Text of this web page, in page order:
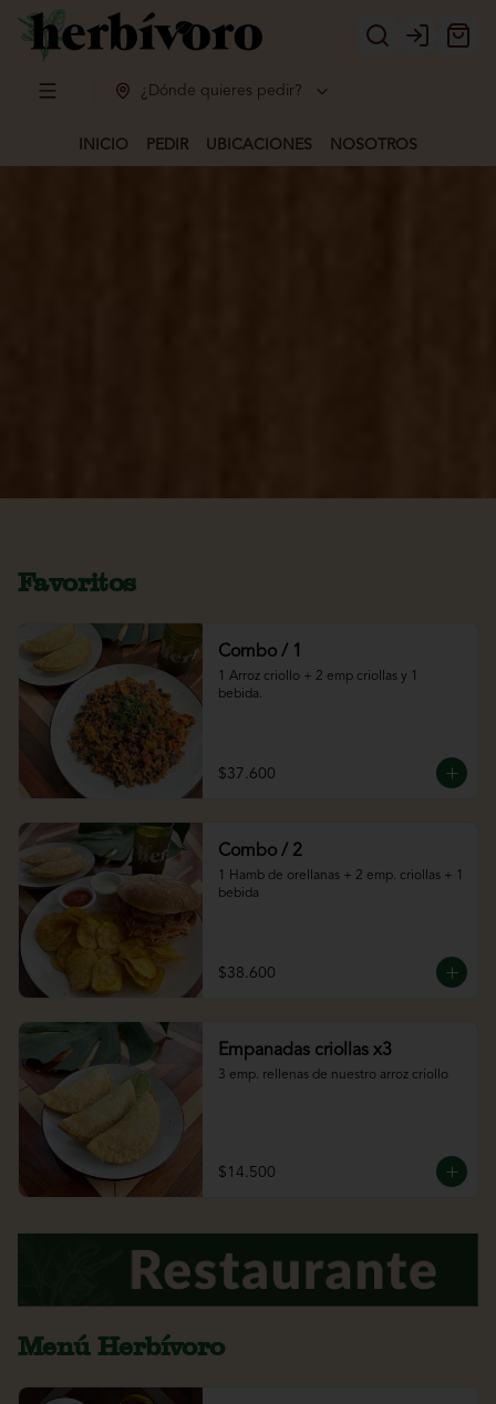
Login
¿Dónde quieres pedir?
INICIO PEDIR UBICACIONES NOSOTROS
Favoritos
Combo / 1
1 Arroz criollo + 2 emp criollas y 1
bebida.
$37.600
Combo / 2
1 Hamb de orellanas + 2 emp. criollas + 1
bebida
$38.600
Empanadas criollas x3
3 emp. rellenas de nuestro arroz criollo
$14.500
Menú Herbívoro